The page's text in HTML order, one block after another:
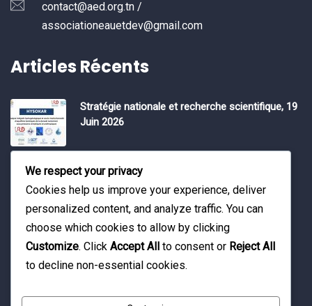
contact@aed.org.tn /
associationeauetdev@gmail.com
Articles Récents
Stratégie nationale et recherche scientifique, 19
Juin 2026
Water Expo 2026, 5,6 et 7 Mai 2026
Workshop on “INTEGRATED GROUNDWATER
MODELLING, 13-16 April 2026.
We respect your privacy
Cookies help us improve your experience, deliver
personalized content, and analyze traffic. You can
choose which cookies to allow by clicking
Customize. Click Accept All to consent or Reject All
to decline non-essential cookies.